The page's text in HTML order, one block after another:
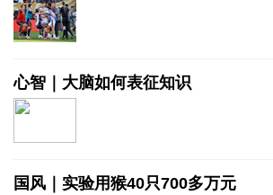
心智｜大脑如何表征知识
国风｜实验用猴40只700多万元